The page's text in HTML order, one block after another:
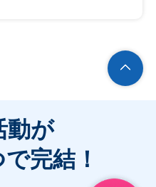
動が
完結！